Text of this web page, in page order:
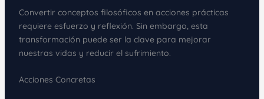
Convertir conceptos filosóficos en acciones prácticas
requiere esfuerzo y reflexión. Sin embargo, esta
transformación puede ser la clave para mejorar
nuestras vidas y reducir el sufrimiento.
Acciones Concretas